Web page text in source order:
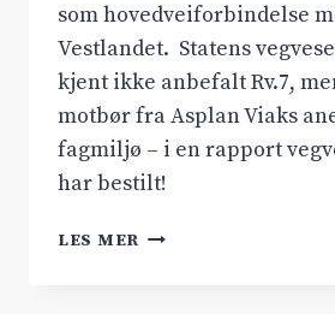
som hovedveiforbindelse
Vestlandet. Statens
kjent ikke anbefalt Rv.7,
motbør fra Asplan Viaks
fagmiljø – i en rapport
har bestilt!
LES MER ASPLAN